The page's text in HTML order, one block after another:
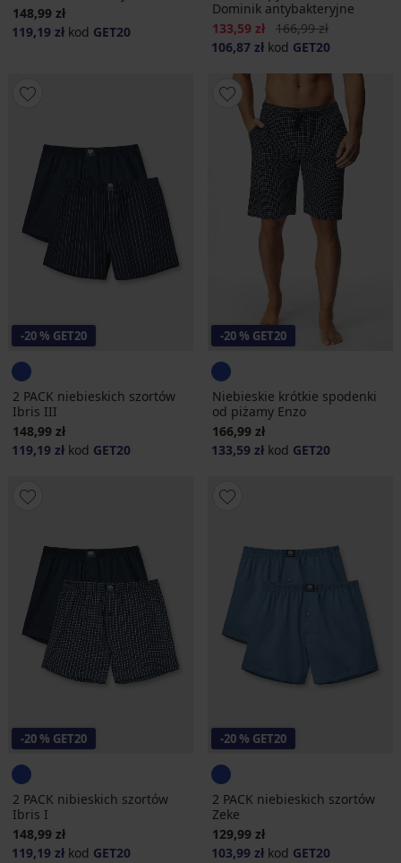
148,99 zł
119,19 zł kod GET20
Dominik antybakteryjne
Zniżka
133,59 zł Pierwotna cena
166,99 zł
106,87 zł kod GET20
-20 % GET20
2 PACK niebieskich szortów
Ibris III
148,99 zł
119,19 zł kod GET20
-20 % GET20
Niebieskie krótkie spodenki
od piżamy Enzo
166,99 zł
133,59 zł kod GET20
-20 % GET20
2 PACK nibieskich szortów
Ibris I
148,99 zł
119,19 zł kod GET20
-20 % GET20
2 PACK niebieskich szortów
Zeke
129,99 zł
103,99 zł kod GET20